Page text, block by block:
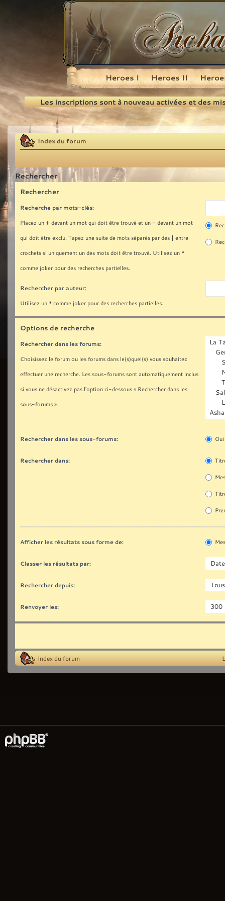
Recherche
Heroes I Heroes II
Les inscriptions sont à nouveau activées et des
Index du forum
Rechercher
Rechercher
Recherche par mots-clés:
Placez un + devant un mot qui doit être trouvé et un - devant un mot
qui doit être exclu. Tapez une suite de mots séparés par des | entre
crochets si uniquement un des mots doit être trouvé. Utilisez un *
comme joker pour des recherches partielles.
Rechercher par auteur:
Utilisez un * comme joker pour des recherches partielles.
Options de recherche
Rechercher dans les forums:
Choisissez le forum ou les forums dans le(s)quel(s) vous souhaitez
effectuer une recherche. Les sous-forums sont automatiquement inclus
si vous ne désactivez pas l’option ci-dessous « Rechercher dans les
sous-forums ».
Rechercher dans les sous-forums: Oui
Rechercher dans:
Afficher les résultats sous forme de:
Classer les résultats par:
Rechercher depuis:
Renvoyer les:
Index du forum